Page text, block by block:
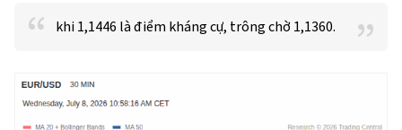
khi 1,1446 là điểm kháng cự, trông chờ 1,1360.